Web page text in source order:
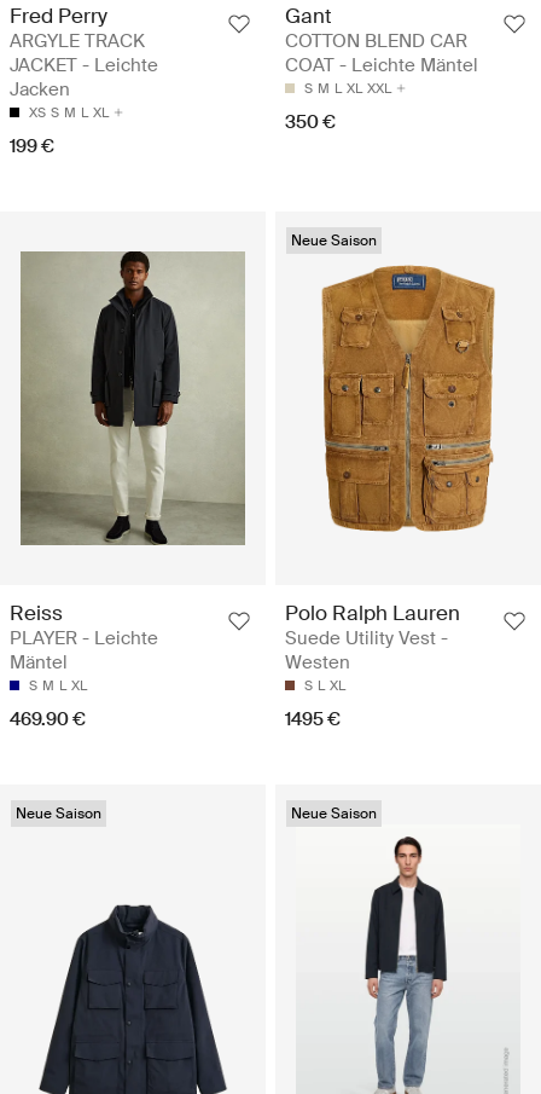
Fred Perry
ARGYLE TRACK
JACKET - Leichte
Jacken
XS S M L XL
199 €
Gant
COTTON BLEND CAR
COAT - Leichte Mäntel
S M L XL XXL
350 €
Reiss
PLAYER - Leichte
Mäntel
S M L XL
469.90 €
Neue Saison
Polo Ralph Lauren
Suede Utility Vest -
Westen
S L XL
1495 €
Neue Saison Neue Saison